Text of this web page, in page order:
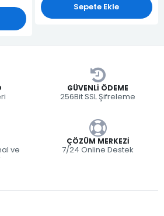
Sepete Ekle
GÜVENLI ÖDEME
256Bit SSL Şifreleme
ve
ÇÖZÜM MERKEZI
7/24 Online Destek